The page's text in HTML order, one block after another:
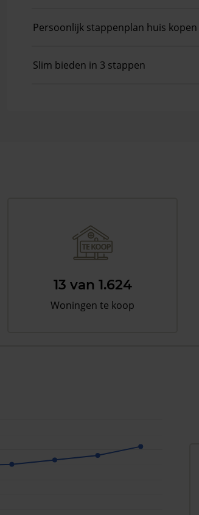
Persoonlijk stappenplan huis kopen
Slim bieden in 3 stappen
13 van 1.624
Woningen te koop